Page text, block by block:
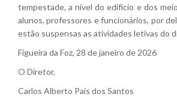
tempestade, a nível do edifício e dos
alunos, professores e funcionários, por
estão suspensas as atividades letivas do
Figueira da Foz, 28 de janeiro de 2026
O Diretor,
Carlos Alberto Pais dos Santos